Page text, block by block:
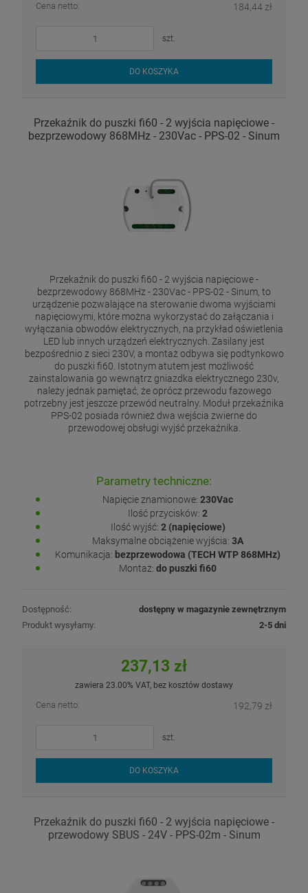
Cena netto: 184,44 zł
szt.
DO KOSZYKA
Przekaźnik do puszki fi60 - 2 wyjścia napięciowe -
bezprzewodowy 868MHz - 230Vac - PPS-02 - Sinum
Przekaźnik do puszki fi60 - 2 wyjścia napięciowe -
bezprzewodowy 868MHz - 230Vac - PPS-02 - Sinum, to
urządzenie pozwalające na sterowanie dwoma wyjściami
napięciowymi, które można wykorzystać do załączania i
wyłączania obwodów elektrycznych, na przykład oświetlenia
LED lub innych urządzeń elektrycznych. Zasilany jest
bezpośrednio z sieci 230V, a montaż odbywa się podtynkowo
do puszki fi60. Istotnym atutem jest możliwość
zainstalowania go wewnątrz gniazdka elektrycznego 230v,
należy jednak pamiętać, że oprócz przewodu fazowego
potrzebny jest jeszcze przewód neutralny. Moduł przekaźnika
PPS-02 posiada również dwa wejścia zwierne do
przewodowej obsługi wyjść przekaźnika.
Parametry techniczne:
Napięcie znamionowe: 230Vac
Ilość przycisków: 2
Ilość wyjść: 2 (napięciowe)
Maksymalne obciążenie wyjścia: 3A
Komunikacja: bezprzewodowa (TECH WTP 868MHz)
Montaż: do puszki fi60
Dostępność:
dostępny w magazynie zewnętrznym
Produkt wysyłamy:
2-5 dni
237,13 zł
zawiera 23.00% VAT, bez kosztów dostawy
Cena netto: 192,79 zł
szt.
DO KOSZYKA
Przekaźnik do puszki fi60 - 2 wyjścia napięciowe -
przewodowy SBUS - 24V - PPS-02m - Sinum